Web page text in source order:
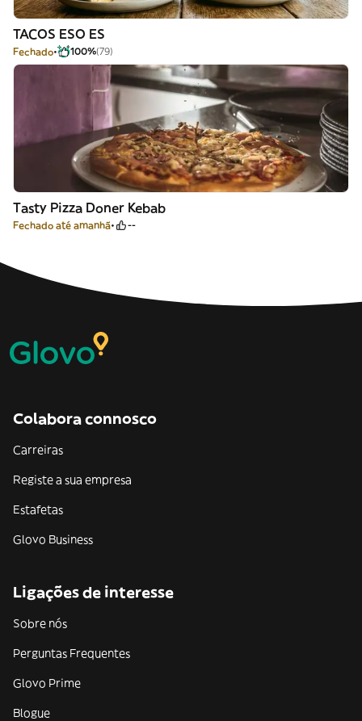
TACOS ESO ES
Fechado 100%(79)
Tasty Pizza Doner Kebab
Fechado até amanhã --
Colabora connosco
Carreiras
Registe a sua empresa
Estafetas
Glovo Business
Ligações de interesse
Sobre nós
Perguntas Frequentes
Glovo Prime
Blogue